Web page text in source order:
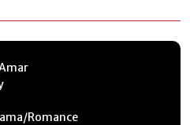
Romance